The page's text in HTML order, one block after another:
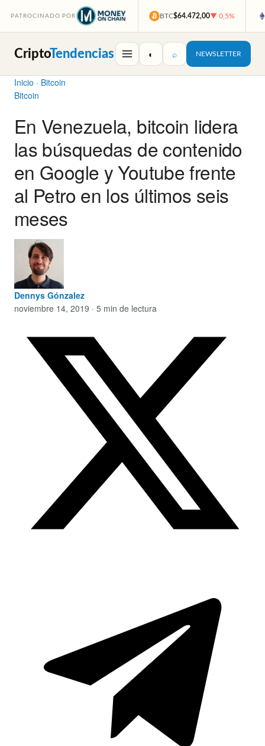
PATROCINADO POR BTC$64.472,00▼ 0,5%
CriptoTendencias ◐ ⌕ NEWSLETTER
Inicio · Bitcoin
Bitcoin
En Venezuela, bitcoin lidera
las búsquedas de contenido
en Google y Youtube frente
al Petro en los últimos seis
meses
Dennys Gónzalez
noviembre 14, 2019 · 5 min de lectura